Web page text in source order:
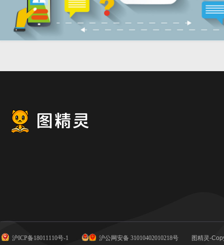
沪ICP备18011110号-1 沪公网安备 31010402010218号 图精灵-